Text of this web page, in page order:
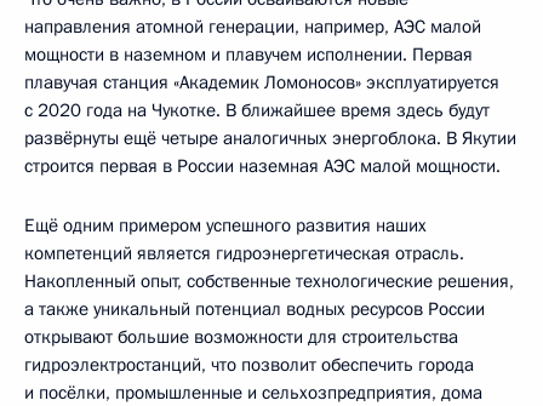
направления атомной генерации, например, АЭС малой
мощности в наземном и плавучем исполнении. Первая
плавучая станция «Академик Ломоносов» эксплуатируется
с 2020 года на Чукотке. В ближайшее время здесь будут
развёрнуты ещё четыре аналогичных энергоблока. В Якутии
строится первая в России наземная АЭС малой мощности.
Ещё одним примером успешного развития наших
компетенций является гидроэнергетическая отрасль.
Накопленный опыт, собственные технологические решения,
а также уникальный потенциал водных ресурсов России
открывают большие возможности для строительства
гидроэлектростанций, что позволит обеспечить города
и посёлки, промышленные и сельхозпредприятия, дома